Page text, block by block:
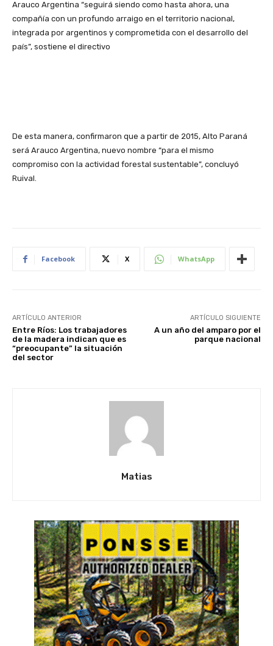
Arauco Argentina “seguirá siendo como hasta ahora, una
compañía con un profundo arraigo en el territorio nacional,
integrada por argentinos y comprometida con el desarrollo del
país”, sostiene el directivo
De esta manera, confirmaron que a partir de 2015, Alto Paraná
será Arauco Argentina, nuevo nombre “para el mismo
compromiso con la actividad forestal sustentable”, concluyó
Ruival.
Facebook X WhatsApp
ARTÍCULO ANTERIOR
Entre Ríos: Los trabajadores
de la madera indican que es
“preocupante” la situación
del sector
ARTÍCULO SIGUIENTE
A un año del amparo por el
parque nacional
Matias